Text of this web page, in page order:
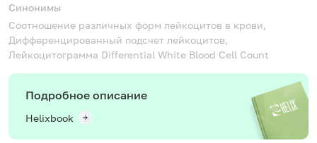
Синонимы
Cоотношение различных форм лейкоцитов в крови,
Дифференцированный подсчет лейкоцитов,
Лейкоцитограмма Differential White Blood Cell Count
Подробное описание
Helixbook